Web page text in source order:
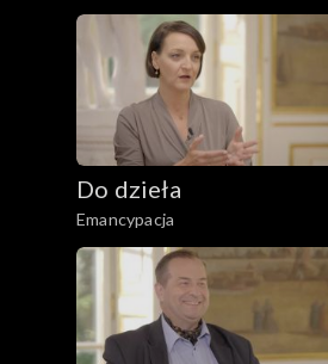
Do dzieła
Emancypacja